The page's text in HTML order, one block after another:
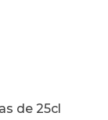
de 25cl